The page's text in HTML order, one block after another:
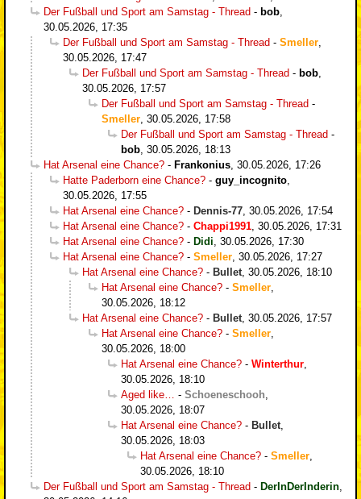
Der Fußball und Sport am Samstag - Thread - bob
30.05.2026, 17:35
Der Fußball und Sport am Samstag - Thread - Smeller
30.05.2026, 17:47
Der Fußball und Sport am Samstag - Thread - bob
30.05.2026, 17:57
Der Fußball und Sport am Samstag - Thread -
Smeller 30.05.2026, 17:58
Der Fußball und Sport am Samstag - Thread -
bob 30.05.2026, 18:13
Hat Arsenal eine Chance? - Frankonius 30.05.2026, 17:26
Hatte Paderborn eine Chance? - guy_incognito
30.05.2026, 17:55
Hat Arsenal eine Chance? - Dennis-77 30.05.2026, 17:54
Hat Arsenal eine Chance? - Chappi1991 30.05.2026, 17:31
Hat Arsenal eine Chance? - Didi 30.05.2026, 17:30
Hat Arsenal eine Chance? - Smeller 30.05.2026, 17:27
Hat Arsenal eine Chance? - Bullet 30.05.2026, 18:10
Hat Arsenal eine Chance? - Smeller
30.05.2026, 18:12
Hat Arsenal eine Chance? - Bullet 30.05.2026, 17:57
Hat Arsenal eine Chance? - Smeller
30.05.2026, 18:00
Hat Arsenal eine Chance? - Winterthur
30.05.2026, 18:10
Aged like…
- Schoeneschooh
30.05.2026, 18:07
Hat Arsenal eine Chance? - Bullet
30.05.2026, 18:03
Hat Arsenal eine Chance? - Smeller
30.05.2026, 18:10
Der Fußball und Sport am Samstag - Thread - DerInDerInderin